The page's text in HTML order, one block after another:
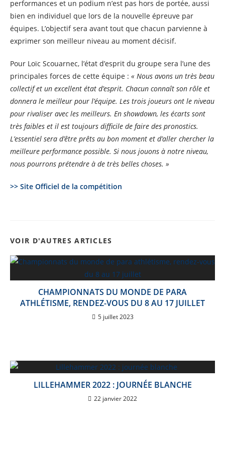
performances et un podium n’est pas hors de portée, aussi
bien en individuel que lors de la nouvelle épreuve par
équipes. L’objectif sera avant tout que chacun parvienne à
exprimer son meilleur niveau au moment décisif.
Pour Loïc Scouarnec, l’état d’esprit du groupe sera l’une des
principales forces de cette équipe : « Nous avons un très beau
collectif et un excellent état d’esprit. Chacun connaît son rôle et
donnera le meilleur pour l’équipe. Les trois joueurs ont le niveau
pour rivaliser avec les meilleurs. En showdown, les écarts sont
très faibles et il est toujours difficile de faire des pronostics.
L’essentiel sera d’être prêts au bon moment et d’aller chercher la
meilleure performance possible. Si nous jouons à notre niveau,
nous pourrons prétendre à de très belles choses. »
>> Site Officiel de la compétition
VOIR D'AUTRES ARTICLES
CHAMPIONNATS DU MONDE DE PARA
ATHLÉTISME, RENDEZ-VOUS DU 8 AU 17 JUILLET
5 juillet 2023
LILLEHAMMER 2022 : JOURNÉE BLANCHE
22 janvier 2022